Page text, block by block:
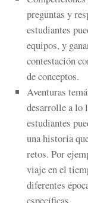
preguntas y
estudiantes
equipos, y
contestación
de conceptos.
Aventuras
desarrolle a lo
estudiantes
una historia
retos. Por
viaje en el
diferentes
específicas.